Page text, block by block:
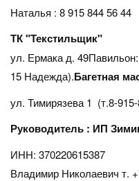
Наталья : 8 915 844 56 44
ТК "Текстильщик"
ул. Ермака д.
15 Надежда).Багетная
ул. Тимирязева 1 (т.8-
Руководитель : ИП
ИНН: 370220615387
Владимир Николаевич т.